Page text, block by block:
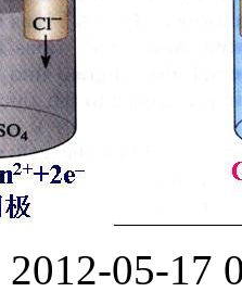
2012-05-17